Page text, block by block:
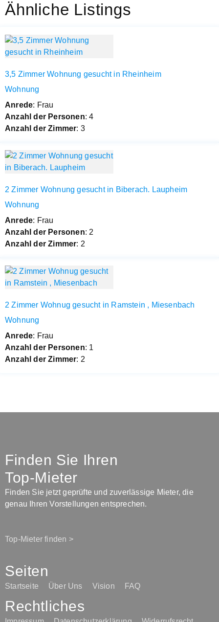
Ähnliche Listings
3,5 Zimmer Wohnung gesucht in Rheinheim
Wohnung
Anrede: Frau
Anzahl der Personen: 4
Anzahl der Zimmer: 3
2 Zimmer Wohnung gesucht in Biberach. Laupheim
Wohnung
Anrede: Frau
Anzahl der Personen: 2
Anzahl der Zimmer: 2
2 Zimmer Wohnug gesucht in Ramstein , Miesenbach
Wohnung
Anrede: Frau
Anzahl der Personen: 1
Anzahl der Zimmer: 2
Finden Sie Ihren
Top-Mieter
Finden Sie jetzt geprüfte und zuverlässige Mieter, die
genau Ihren Vorstellungen entsprechen.
Top-Mieter finden >
Seiten
Startseite Über Uns Vision FAQ
Rechtliches